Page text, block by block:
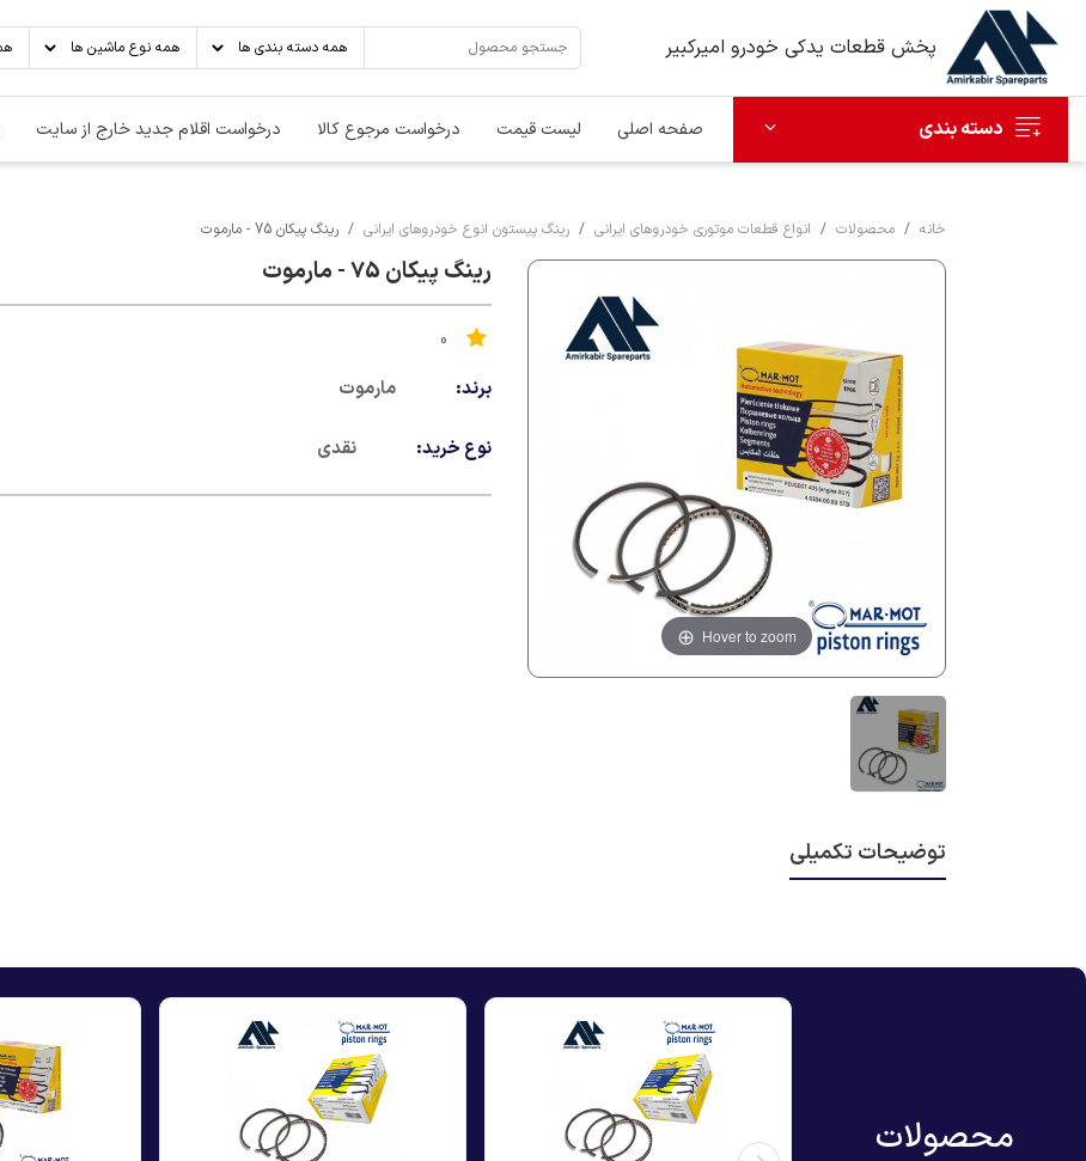
پخش قطعات یدکی خودرو امیرکبیر
دسته بندی صفحه اصلی لیست قیمت درخواست مرجوع کالا درخواست اقلام جدید خارج از سایت
خانه محصولات انواع قطعات موتوری خودروهای ایرانی رینگ پیستون انوع خودروهای ایرانی رینگ پیکان 75 - مارموت
Hover to zoom
رینگ پیکان 75 - مارموت
0
برند: مارموت
نوع خرید: نقدی
توضیحات تکمیلی
محصولات